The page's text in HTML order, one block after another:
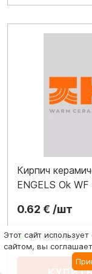
Кирпич
ENGELS Ok WF
0.62 € /шт
Этот сайт
сайтом, вы